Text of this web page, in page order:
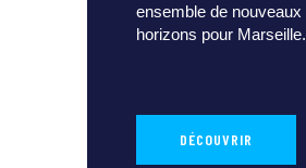
ensemble de nouveaux
horizons pour Marseille.
DÉCOUVRIR